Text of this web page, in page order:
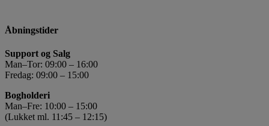
Åbningstider
Support og Salg
Man–Tor: 09:00 – 16:00
Fredag: 09:00 – 15:00
Bogholderi
Man–Fre: 10:00 – 15:00
(Lukket ml. 11:45 – 12:15)